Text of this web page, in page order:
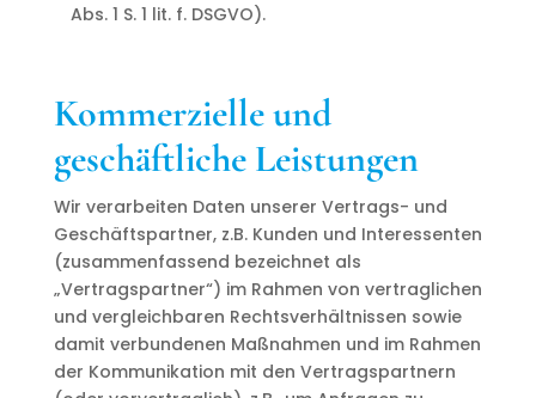
Abs. 1 S. 1 lit. f. DSGVO).
Kommerzielle und
geschäftliche Leistungen
Wir verarbeiten Daten unserer Vertrags- und
Geschäftspartner, z.B. Kunden und Interessenten
(zusammenfassend bezeichnet als
„Vertragspartner“) im Rahmen von vertraglichen
und vergleichbaren Rechtsverhältnissen sowie
damit verbundenen Maßnahmen und im Rahmen
der Kommunikation mit den Vertragspartnern